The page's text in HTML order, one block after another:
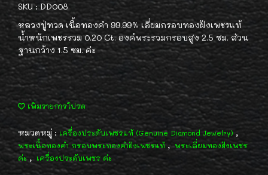
SKU : DD008
หลวงปู่ทวด เนื้อทองคำ 99.99% เลี่ยมกรอบทองฝังเพชรแท้
น้ำหนักเพชรรวม 0.20 Ct. องค์พระรวมกรอบสูง 2.5 ซม. ส่วน
ฐานกว้าง 1.5 ซม. ค่ะ
เพิ่มรายการโปรด
หมวดหมู่ : เครื่องประดับเพชรแท้ (Genuine Diamond Jewelry) ,
พระเนื้อทองคำ กรอบพระทองคำฝังเพชรแท้ , พระเลี่ยมทองฝังเพชร
ค่ะ , เครื่องประดับเพชร ค่ะ